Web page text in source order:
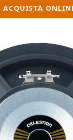
ACQUISTA